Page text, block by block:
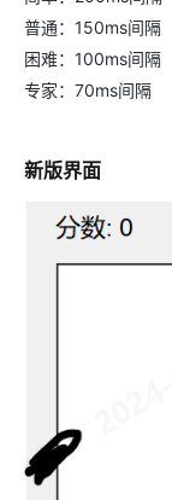
普通：150ms间隔
困难：100ms间隔
专家：70ms间隔
新版界面